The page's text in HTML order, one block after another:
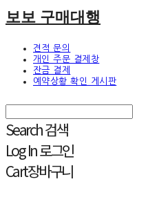
보보 구매대행
견적 문의
개인 주문 결제창
잔금 결제
예약상황 확인 게시판
Search검색
Log In로그인
Cart장바구니